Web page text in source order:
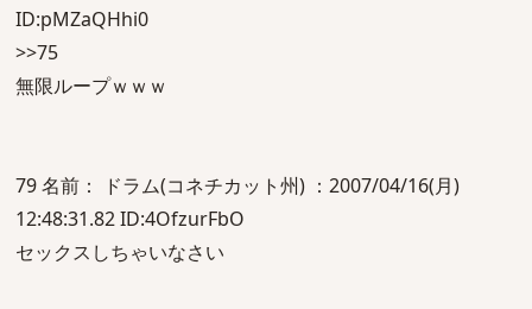
ID:pMZaQHhi0
>>75
無限ループｗｗｗ
79 名前： ドラム(コネチカット州) ：2007/04/16(月)
12:48:31.82 ID:4OfzurFbO
セックスしちゃいなさい